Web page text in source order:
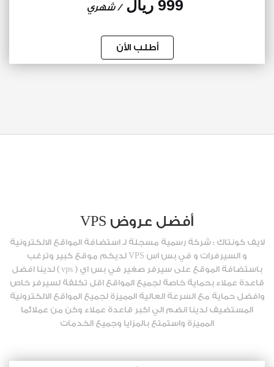
999 ريال / شهري
أطلب الأن
أفضل عروض VPS
لايف كونتاك : شركة رسمية مسجلة لـ استضافة المواقع الالكترونية
و السيرفرات و في بس اس VPS لديكم موقع كبير وترغب
باستضافة الموقع على سيرفر صغير في بس اي ( vps ) لدينا افضل
قاعدة عملاء بحماية خاصة لجميع المواقع اقل تكلفة لسيرفر خاص
وافضل حماية مع السرعة العالية المميزة لجميع المواقع الالكترونية
المستضيف لدينا انضم الي اكبر قاعدة عملاء وكن من عملائما
المميزة واستمتع بالمزايا وجميع الخدمات